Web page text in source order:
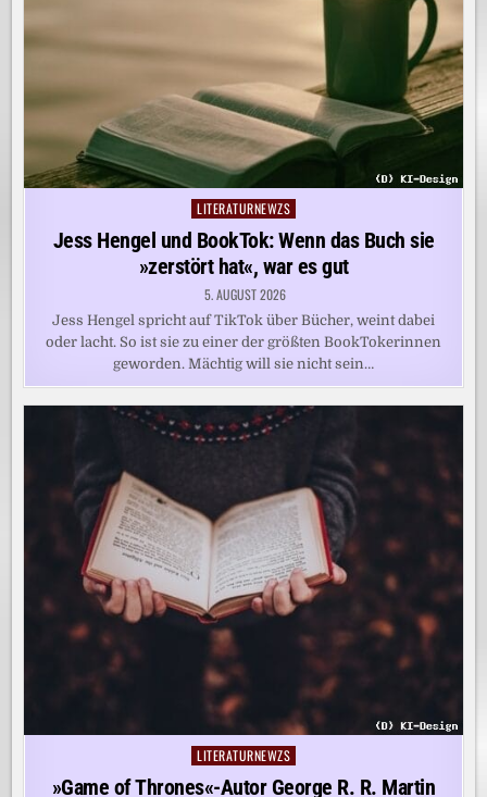
Posted
in
LITERATURNEWZS
Jess Hengel und BookTok: Wenn das Buch sie
»zerstört hat«, war es gut
5. AUGUST 2026
Jess Hengel spricht auf TikTok über Bücher, weint dabei
oder lacht. So ist sie zu einer der größten BookTokerinnen
geworden. Mächtig will sie nicht sein…
Posted
LITERATURNEWZS
»Game of Thrones«-Autor George R. R. Martin